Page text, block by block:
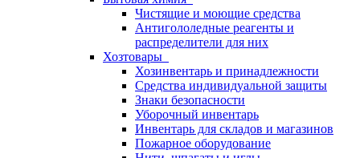
Чистящие и моющие средства
Антигололедные реагенты и
распределители для них
Хозтовары
Хозинвентарь и принадлежности
Средства индивидуальной защиты
Знаки безопасности
Уборочный инвентарь
Инвентарь для складов и магазинов
Пожарное оборудование